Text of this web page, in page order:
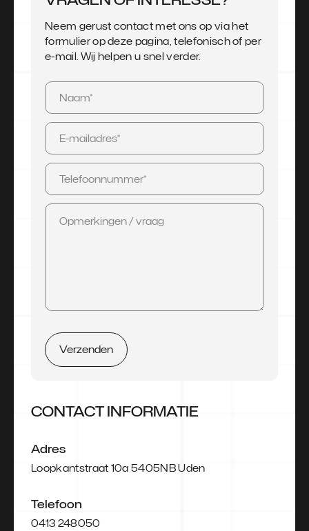
CONTACT INFORMATIE
Adres
Loopkantstraat 10a 5405NB Uden
Telefoon
0413 248050
Neem gerust contact met ons op via het
formulier op deze pagina, telefonisch of per
e-mail. Wij helpen u snel verder.
Verzenden